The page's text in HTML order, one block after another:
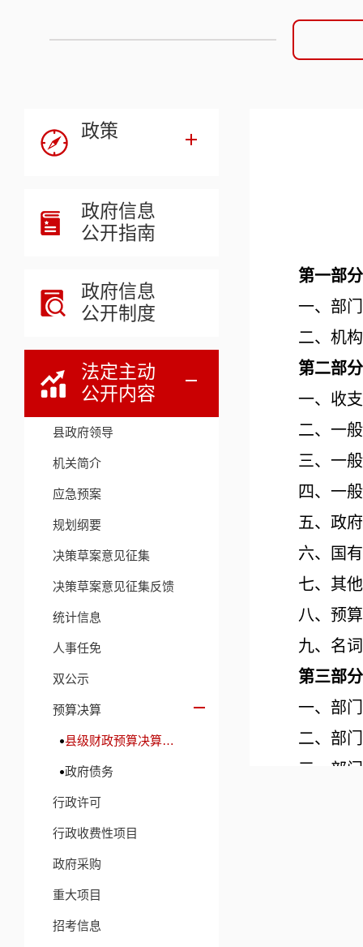
政策
政府信息
公开指南
政府信息
公开制度
法定主动
公开内容
县政府领导
机关简介
应急预案
规划纲要
决策草案意见征集
决策草案意见征集反馈
统计信息
人事任免
双公示
预算决算
县级财政预算决算及财政收支信息
政府债务
行政许可
行政收费性项目
政府采购
重大项目
招考信息
第一部分
一、部门
二、机
第二部分
一、收
二、一
三、一
四、一
五、政
六、国
七、其
八、预
九、名
第三部分
一、部门
二、部门
三、部门